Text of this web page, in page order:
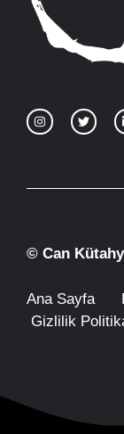
© Can
Ana Sayfa
Gizlilik